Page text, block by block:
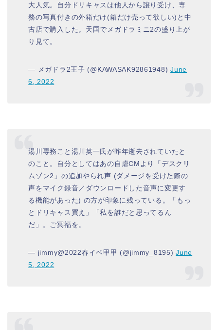
大人気。自分ドリキャスは他人から譲り受け、専
務の写真付きの外箱だけ(箱だけ売って欲しい)と中
古店で購入した。天国でメガドラミニ2の盛り上が
り見て。
— メガドラ2王子 (@KAWASAK92861948)June
6, 2022
湯川専務こと湯川英一氏が昨年逝去されていたと
のこと。自分としてはあの自虐CMより「デスクリ
ムゾン2」の追加やられ声 (ダメージを受けた際の
声をマイク録音／ダウンロードした音声に変更す
る機能があった) の方が印象に残っている。「もっ
とドリキャス買え」「私を誰だと思ってるん
だ」。ご冥福を。
— jimmy@2022春イベ甲甲 (@jimmy_8195)June
5, 2022